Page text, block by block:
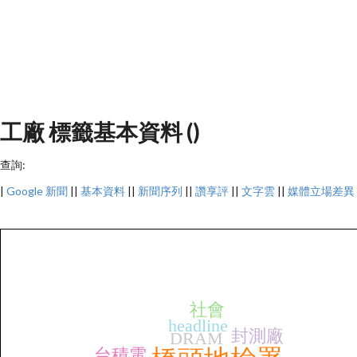
工廠 標籤基本資料 ()
查詢:
| Google 新聞 || 基本資料 || 新聞序列 || 讚享評 || 文字雲 || 媒體立場差異
封測廠
DRAM
headline
社會